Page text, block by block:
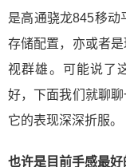
是高通骁龙845移动
存储配置，亦或者
视群雄。可能说了
好，下面我们就聊
它的表现深深折服。
也许是目前手感最好